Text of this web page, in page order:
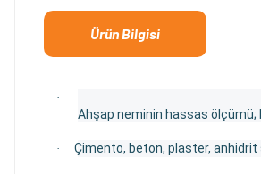
Ürün Bilgisi
·
Ahşap neminin hassas ölçümü;
· Çimento, beton, plaster, anhidrit